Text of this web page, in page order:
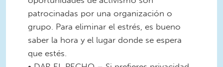
patrocinadas por una organización o
grupo. Para eliminar el estrés, es bueno
saber la hora y el lugar donde se espera
que estés.